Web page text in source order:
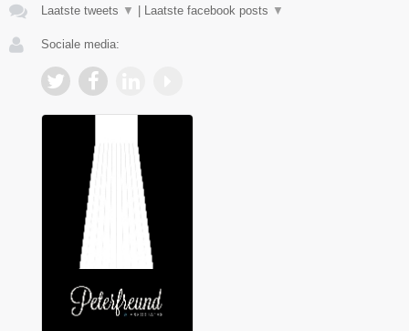
Laatste tweets ▼ Laatste facebook posts ▼
Sociale media: